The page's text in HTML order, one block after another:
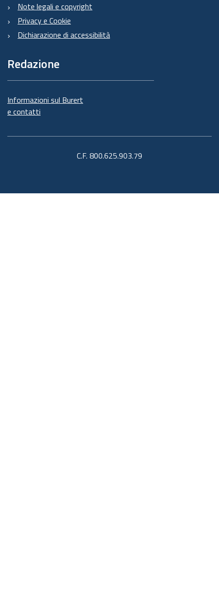
Note legali e copyright
Privacy e Cookie
Dichiarazione di accessibilità
Redazione
Informazioni sul Burert
e contatti
C.F. 800.625.903.79